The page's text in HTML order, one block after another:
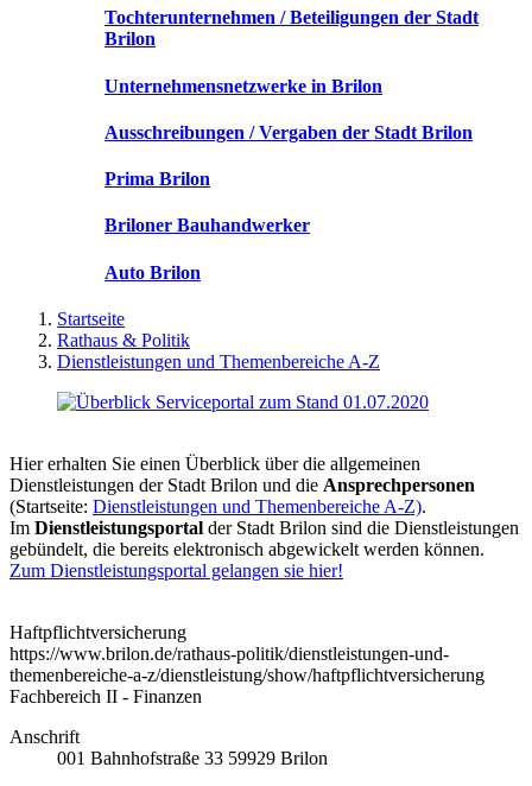
Tochterunternehmen / Beteiligungen der Stadt
Brilon
Unternehmensnetzwerke in Brilon
Ausschreibungen / Vergaben der Stadt Brilon
Prima Brilon
Briloner Bauhandwerker
Auto Brilon
Startseite
Rathaus & Politik
Dienstleistungen und Themenbereiche A-Z
Hier erhalten Sie einen Überblick über die allgemeinen
Dienstleistungen der Stadt Brilon und die Ansprechpersonen
(Startseite: Dienstleistungen und Themenbereiche A-Z).
Im Dienstleistungsportal der Stadt Brilon sind die Dienstleistungen
gebündelt, die bereits elektronisch abgewickelt werden können.
Zum Dienstleistungsportal gelangen sie hier!
Haftpflichtversicherung
https://www.brilon.de/rathaus-politik/dienstleistungen-und-
themenbereiche-a-z/dienstleistung/show/haftpflichtversicherung
Fachbereich II - Finanzen
Anschrift
001 Bahnhofstraße 33 59929 Brilon